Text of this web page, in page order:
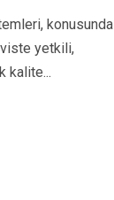
konusunda
yetkili,
kalite...